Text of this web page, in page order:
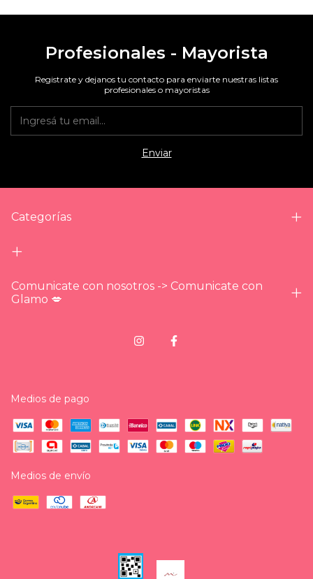
Profesionales - Mayorista
Registrate y dejanos tu contacto para enviarte nuestras listas
profesionales o mayoristas
Categorías
Comunicate con nosotros -> Comunicate con
Glamo 💋
Medios de pago
Medios de envío